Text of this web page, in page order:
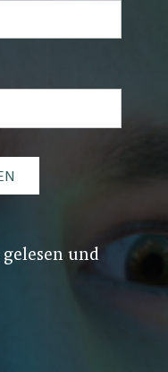
gelesen und